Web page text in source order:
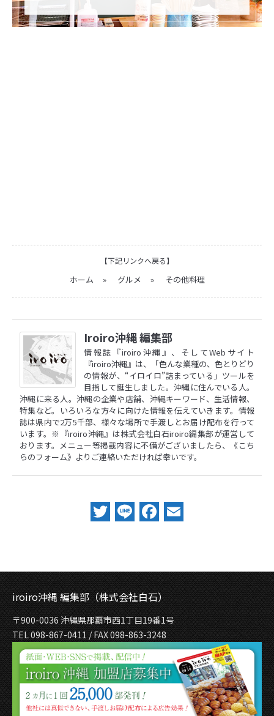
【下記リンクへ戻る】
ホーム » グルメ » その他料理
Iroiro沖縄 編集部
情報誌『iroiro沖縄』、そしてWebサイト
『iroiro沖縄』は、「色んな業種の、色とりどり
の情報が、“イロイロ”詰まっている」ツールを
目指して誕生しました。沖縄に住んでいる人。
沖縄に来る人。沖縄の企業や店舗、沖縄キーワード、生活情報、
特集など。いろいろな方々に向けた情報を伝えていきます。情報
誌は県内で2万5千部、様々な場所で手渡しとお届け配布を行って
います。※『iroiro沖縄』は株式会社白石iroiro編集部が運営して
おります。メニュー等掲載内容に不備がございましたら、
《こち
らのフォーム》 よりご連絡いただければ幸いです。
Twitter
LineFacebook
iroiro沖縄 編集部（株式会社白石）
〒900-0036 沖縄県那覇市西1丁目19番1号
TEL 098-867-0411 / FAX 098-863-3248